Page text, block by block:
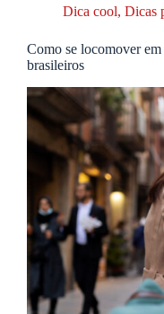
Dica cool, Dicas
Como se locomover
brasileiros